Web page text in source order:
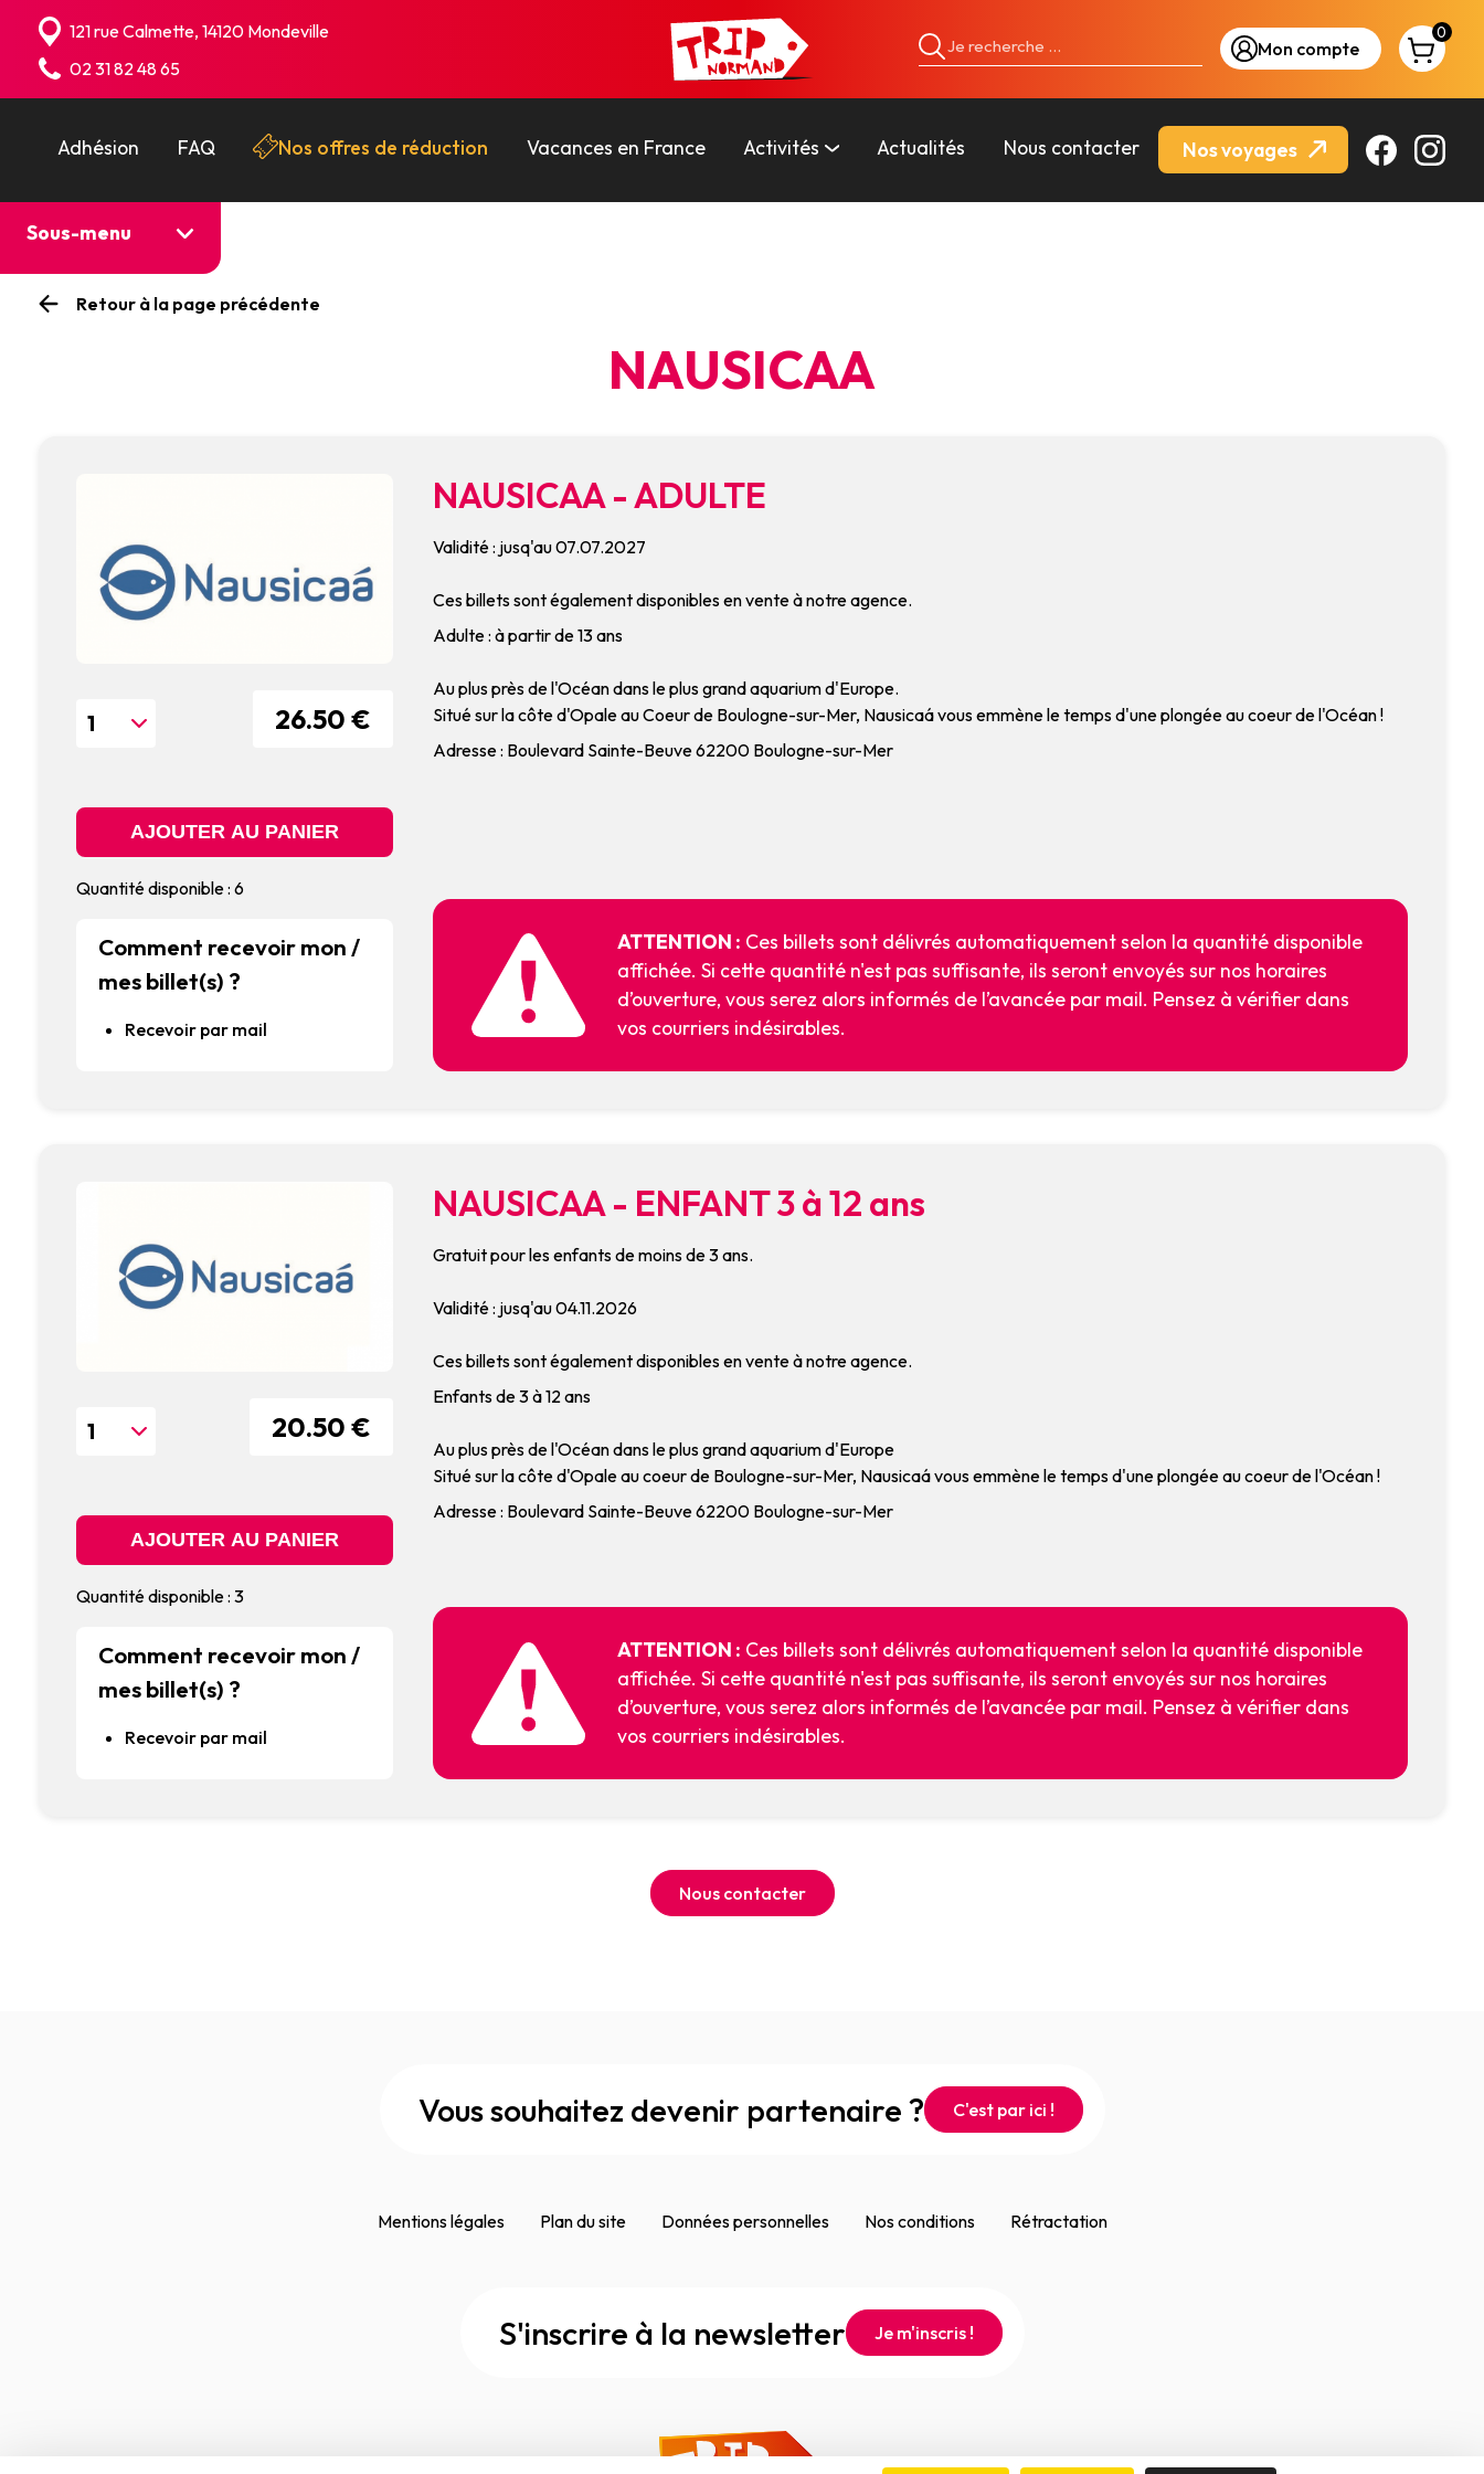
121 rue Calmette, 14120 Mondeville
02 31 82 48 65
Mon compte
0
Adhésion FAQ Nos offres de réduction Vacances en France Activités Actualités Nous contacter Nos voyages
Sous-menu
Retour à la page précédente
NAUSICAA
26.50 €
Quantité disponible : 6
Comment recevoir mon /
mes billet(s) ?
Recevoir par mail
NAUSICAA - ADULTE
Validité : jusq'au 07.07.2027
Ces billets sont également disponibles en vente à notre agence.
Adulte : à partir de 13 ans
Au plus près de l'Océan dans le plus grand aquarium d'Europe.
Situé sur la côte d'Opale au Coeur de Boulogne-sur-Mer, Nausicaá vous emmène le temps d'une plongée au coeur de l'Océan !
Adresse : Boulevard Sainte-Beuve 62200 Boulogne-sur-Mer
ATTENTION : Ces billets sont délivrés automatiquement selon la quantité disponible
affichée. Si cette quantité n'est pas suffisante, ils seront envoyés sur nos horaires
d’ouverture, vous serez alors informés de l’avancée par mail. Pensez à vérifier dans
vos courriers indésirables.
20.50 €
Quantité disponible : 3
Comment recevoir mon /
mes billet(s) ?
Recevoir par mail
NAUSICAA - ENFANT 3 à 12 ans
Gratuit pour les enfants de moins de 3 ans.
Validité : jusq'au 04.11.2026
Ces billets sont également disponibles en vente à notre agence.
Enfants de 3 à 12 ans
Au plus près de l'Océan dans le plus grand aquarium d'Europe
Situé sur la côte d'Opale au coeur de Boulogne-sur-Mer, Nausicaá vous emmène le temps d'une plongée au coeur de l'Océan !
Adresse : Boulevard Sainte-Beuve 62200 Boulogne-sur-Mer
ATTENTION : Ces billets sont délivrés automatiquement selon la quantité disponible
affichée. Si cette quantité n'est pas suffisante, ils seront envoyés sur nos horaires
d’ouverture, vous serez alors informés de l’avancée par mail. Pensez à vérifier dans
vos courriers indésirables.
Nous contacter
Vous souhaitez devenir partenaire ? C'est par ici !
Mentions légales Plan du site Données personnelles Nos conditions Rétractation
S'inscrire à la newsletter Je m'inscris !
Panneau de gestion des cookies